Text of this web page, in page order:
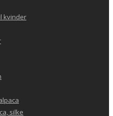
kvinder
silke